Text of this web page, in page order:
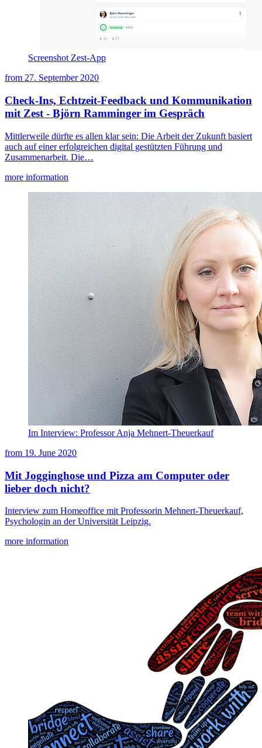
Screenshot Zest-App
from 27. September 2020
Check-Ins, Echtzeit-Feedback und Kommunikation
mit Zest - Björn Ramminger im Gespräch
Mittlerweile dürfte es allen klar sein: Die Arbeit der Zukunft basiert
auch auf einer erfolgreichen digital gestützten Führung und
Zusammenarbeit. Die…
more information
Im Interview: Professor Anja Mehnert-Theuerkauf
from 19. June 2020
Mit Jogginghose und Pizza am Computer oder
lieber doch nicht?
Interview zum Homeoffice mit Professorin Mehnert-Theuerkauf,
Psychologin an der Universität Leipzig.
more information